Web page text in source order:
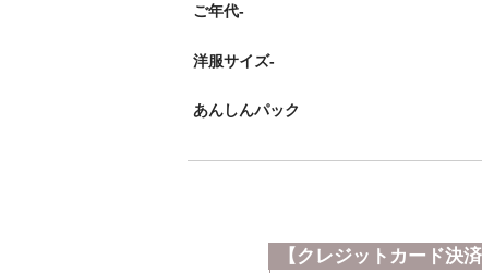
ご年代-
洋服サイズ-
あんしんパック
【クレジットカード決